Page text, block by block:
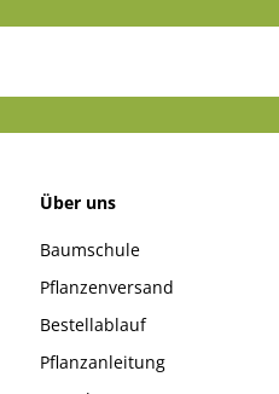
Über uns
Baumschule
Pflanzenversand
Bestellablauf
Pflanzanleitung